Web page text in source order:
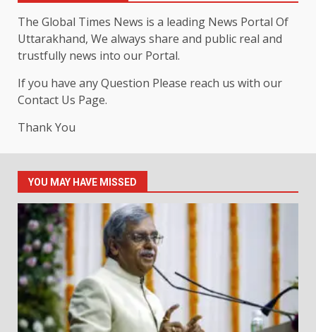
The Global Times News is a leading News Portal Of
Uttarakhand, We always share and public real and
trustfully news into our Portal.
If you have any Question Please reach us with our
Contact Us Page.
Thank You
YOU MAY HAVE MISSED